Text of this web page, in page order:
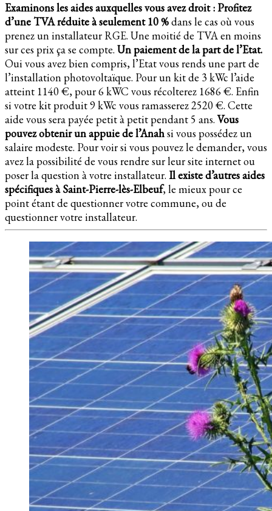
Examinons les aides auxquelles vous avez droit :Profitez
d’une TVA réduite à seulement 10 %dans le cas où vous
prenez un installateur RGE. Une moitié de TVA en moins
sur ces prix ça se compte. Un paiement de la part de l’Etat.
Oui vous avez bien compris, l’Etat vous rends une part de
l’installation photovoltaïque. Pour un kit de 3 kWc l’aide
atteint 1140 €, pour 6 kWC vous récolterez 1686 €. Enfin
si votre kit produit 9 kWc vous ramasserez 2520 €. Cette
aide vous sera payée petit à petit pendant 5 ans.Vous
pouvez obtenir un appuie de l’Anahsi vous possédez un
salaire modeste. Pour voir si vous pouvez le demander, vous
avez la possibilité de vous rendre sur leur site internet ou
poser la question à votre installateur. Il existe d’autres aides
spécifiques à Saint-Pierre-lès-Elbeuf, le mieux pour ce
point étant de questionner votre commune, ou de
questionner votre installateur.